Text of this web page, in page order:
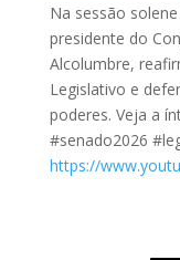
Na sessão
presidente do
Alcolumbre,
Legislativo e
poderes. Veja a
#senado2026
https://